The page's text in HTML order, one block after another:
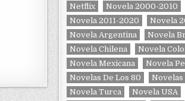
Netflix
Novela 2000-2010
Novela 2011-2020
Novela
Novela Argentina
Novela
Novela Chilena
Novela
Novela Mexicana
Novela
Novelas De Los 80
Novelas
Novela Turca
Novela USA